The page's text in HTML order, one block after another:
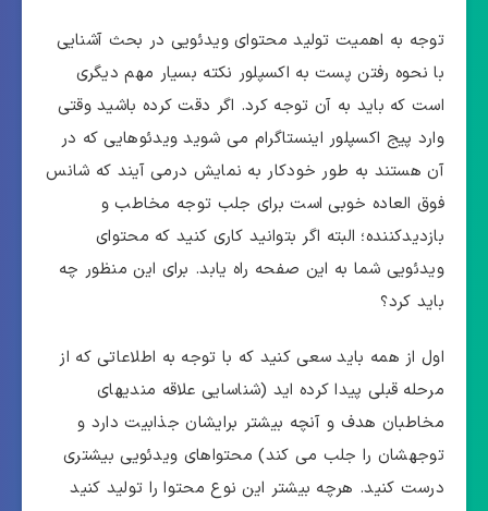
توجه به اهمیت تولید محتوای ویدئویی در بحث آشنایی
با نحوه رفتن پست به اکسپلور نکته بسیار مهم دیگری
است که باید به آن توجه کرد. اگر دقت کرده باشید وقتی
وارد پیج اکسپلور اینستاگرام می شوید ویدئوهایی که در
آن هستند به طور خودکار به نمایش درمی آیند که شانس
فوق العاده خوبی است برای جلب توجه مخاطب و
بازدیدکننده؛ البته اگر بتوانید کاری کنید که محتوای
ویدئویی شما به این صفحه راه یابد. برای این منظور چه
باید کرد؟
اول از همه باید سعی کنید که با توجه به اطلاعاتی که از
مرحله قبلی پیدا کرده اید (شناسایی علاقه مندیهای
مخاطبان هدف و آنچه بیشتر برایشان جذابیت دارد و
توجهشان را جلب می کند) محتواهای ویدئویی بیشتری
درست کنید. هرچه بیشتر این نوع محتوا را تولید کنید